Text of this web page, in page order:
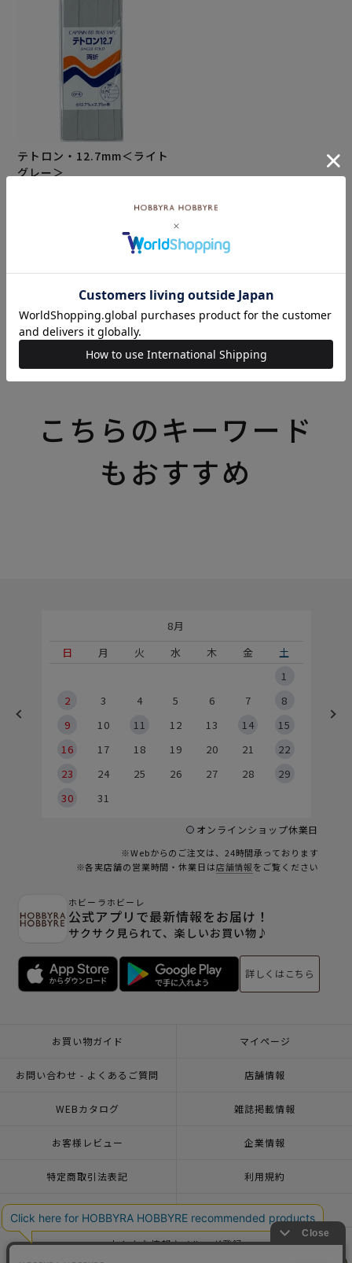
テトロン・12.7mm＜ライト
グレー＞
いろいろなテーマの特集一覧はこちら
こちらのキーワード
もおすすめ
8月
日
月 火 水 木 金
土
1
2
3 4 5 6 7
8
9
10 11 12 13 14
15
16
17 18 19 20 21
22
23
24 25 26 27 28
29
30
31
オンラインショップ休業日
※Webからのご注文は、24時間承っております
※各実店舗の営業時間・休業日は店舗情報をご覧ください
ホビーラホビーレ
公式アプリで最新情報をお届け！
サクサク見られて、楽しいお買い物♪
詳しくはこちら
お買い物ガイド マイページ
お問い合わせ - よくあるご質問 店舗情報
WEBカタログ 雑誌掲載情報
お客様レビュー 企業情報
特定商取引法表記 利用規約
一緒に働こう♪求人情報
おトクな情報♪メルマガ登録